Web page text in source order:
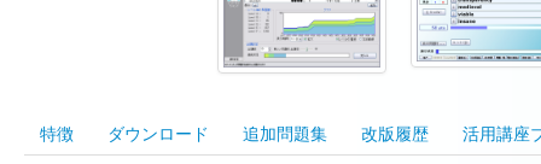
特徴 ダウンロード 追加問題集 改版履歴 活用講座